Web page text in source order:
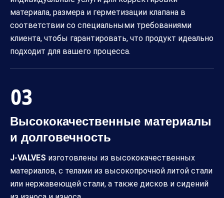
материала, размера и герметизации клапана в
соответствии со специальными требованиями
клиента, чтобы гарантировать, что продукт идеально
подходит для вашего процесса.
Высококачественные материалы
и долговечность
J-VALVES изготовлены из высококачественных
материалов, с телами из высокопрочной литой стали
или нержавеющей стали, а также дисков и сидений